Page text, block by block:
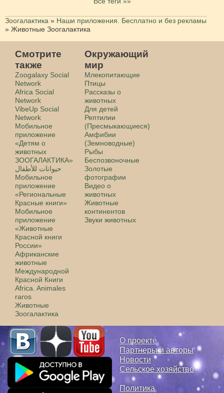
Зоогалактика » Наши приложения. Бесплатно и без рекламы
» Животные Зоогалактика
Смотрите
также
Zoogalaxy Social
Network
Africa Social
Network
VibeUp Social
Network
Мобильное
приложение
«Детям о
животных
ЗООГАЛАКТИКА»
حيوانات للأطفال
Мобильное
приложение
«Региональные
Красные книги»
Мобильное
приложение
«Животные
Красной книги
России»
Африканские
животные
Международной
Красной Книги
Africa. Animales
raros
Животные
Зоогалактика
Окружающий
мир
Млекопитающие
Птицы
Рассказы о
животных
Для детей
Рептилии
(Пресмыкающиеся)
Амфибии
(Земноводные)
Рыбы
Беспозвоночные
Золотые
фотографии
Видео о
животных
Животные
континентов
Звуки животных
О проекте
Партнеры и авторы
Новости
Сельское хозяйство
Политика